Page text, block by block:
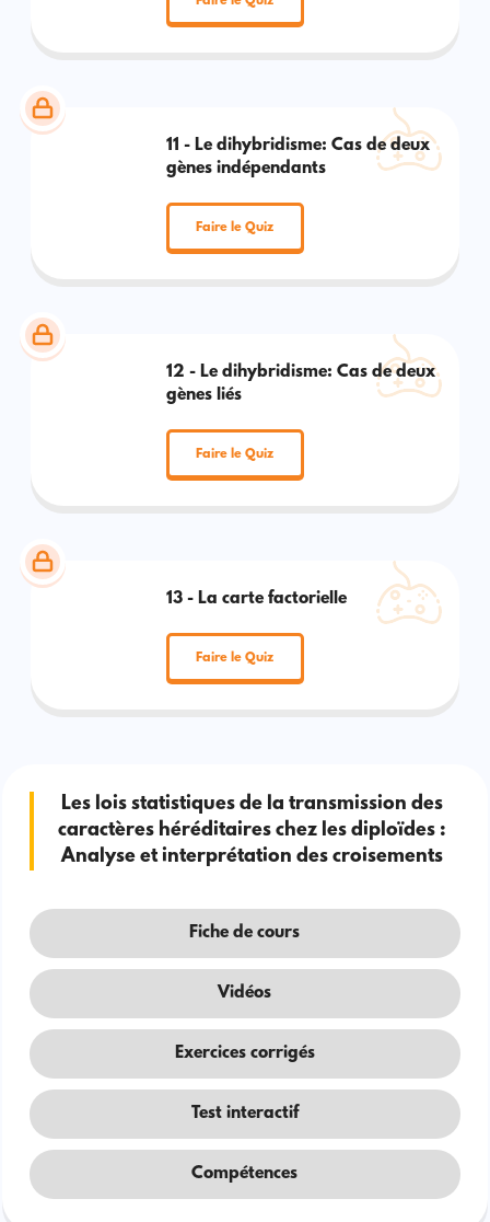
11 - Le dihybridisme: Cas de deux
gènes indépendants
Faire le Quiz
12 - Le dihybridisme: Cas de deux
gènes liés
Faire le Quiz
13 - La carte factorielle
Faire le Quiz
Les lois statistiques de la transmission des
caractères héréditaires chez les diploïdes :
Analyse et interprétation des croisements
Fiche de cours
Vidéos
Exercices corrigés
Test interactif
Compétences